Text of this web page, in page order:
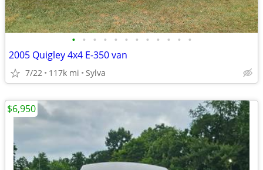
• • • • • • • • • • • •
2005 Quigley 4x4 E-350 van
7/22 117k mi Sylva
$6,950